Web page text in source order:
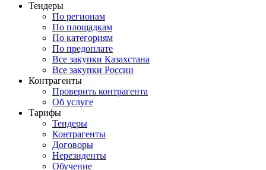
Тендеры
По регионам
По площадкам
По категориям
По предоплате
Все закупки Казахстана
Все закупки России
Контрагенты
Проверить контрагента
Об услуге
Тарифы
Тендеры
Контрагенты
Договоры
Нерезиденты
Обучение